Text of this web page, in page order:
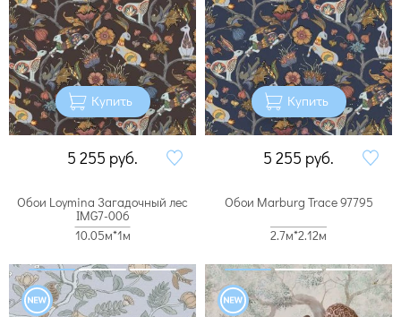
Купить
5 255 руб.
Купить
5 255 руб.
Обои Loymina Загадочный лес
IMG7-006
10.05м*1м
Обои Marburg Trace 97795
2.7м*2.12м